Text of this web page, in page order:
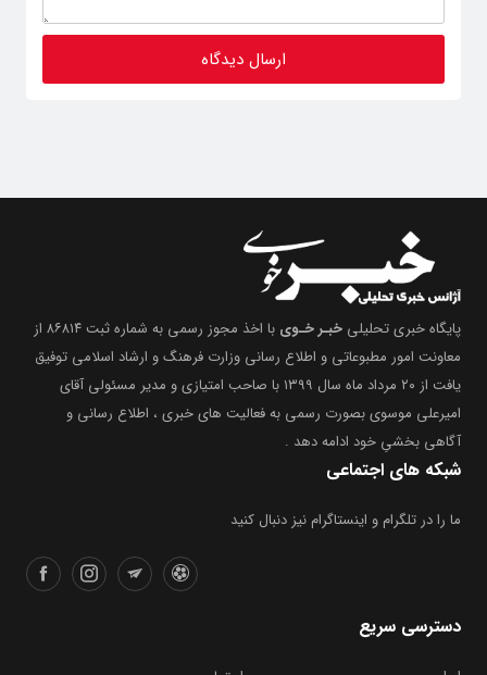
پایگاه خبری تحلیلی خبـر خـوی
با اخذ مجوز رسمی به شماره ثبت ۸۶۸۱۴ از
معاونت امور مطبوعاتی و اطلاع رسانی وزارت فرهنگ و ارشاد اسلامی توفیق
یافت از ۲۰ مرداد ماه سال ۱۳۹۹ با صاحب امتیازی و مدیر مسئولی آقای
امیرعلی موسوی بصورت رسمی به فعالیت های خبری ، اطلاع رسانی و
آگاهی بخشیِ خود ادامه دهد .
شبکه های اجتماعی
ما را در تلگرام و اینستاگرام نیز دنبال کنید
دسترسی سریع